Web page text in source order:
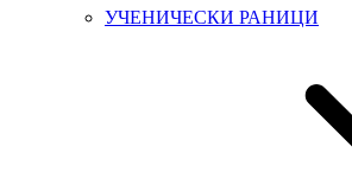
УЧЕНИЧЕСКИ РАНИЦИ